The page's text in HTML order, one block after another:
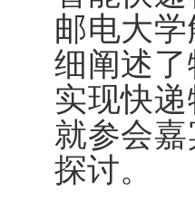
邮电大
细阐述
实现快
就参会
探讨。